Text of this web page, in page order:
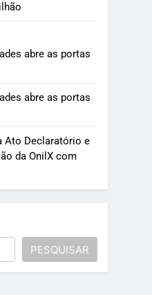
abre as portas
abre as portas
Ato Declaratório e
da OnilX com
PESQUISAR